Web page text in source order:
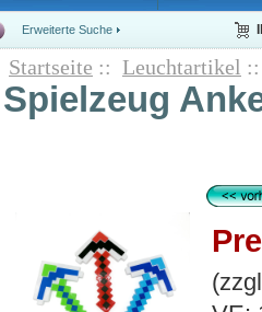
Erweiterte Suche
Startseite :: Leuchtartikel
Spielzeug